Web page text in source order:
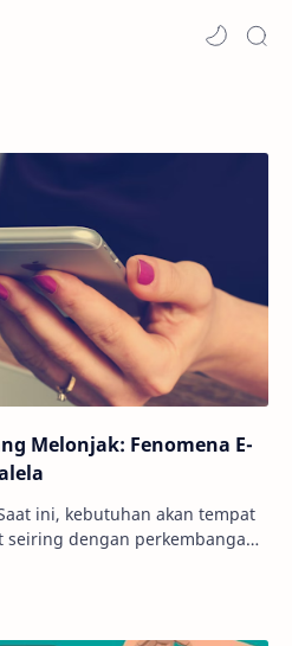
Melonjak: Fenomena E-
ini, kebutuhan akan tempat
dengan perkembangan